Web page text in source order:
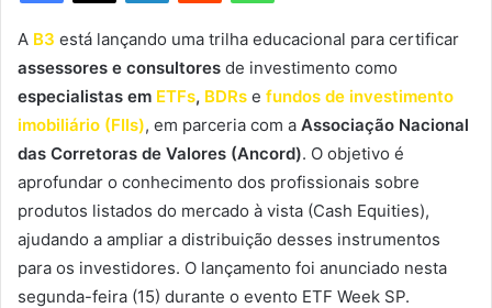
A B3 está lançando uma trilha educacional para certificar
assessores e consultores de investimento como
especialistas em ETFs, BDRs e fundos de investimento
imobiliário (FIIs), em parceria com a Associação Nacional
das Corretoras de Valores (Ancord). O objetivo é
aprofundar o conhecimento dos profissionais sobre
produtos listados do mercado à vista (Cash Equities),
ajudando a ampliar a distribuição desses instrumentos
para os investidores. O lançamento foi anunciado nesta
segunda-feira (15) durante o evento ETF Week SP.